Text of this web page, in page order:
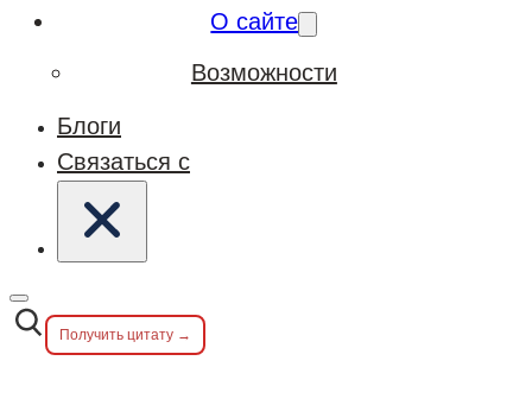
О сайте
Возможности
Блоги
Связаться с
Получить цитату →